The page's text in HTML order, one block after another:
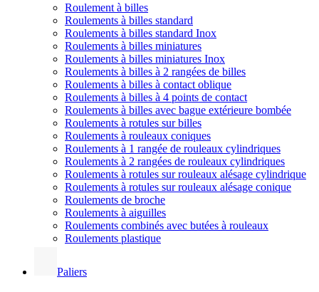
Roulement à billes
Roulements à billes standard
Roulements à billes standard Inox
Roulements à billes miniatures
Roulements à billes miniatures Inox
Roulements à billes à 2 rangées de billes
Roulements à billes à contact oblique
Roulements à billes à 4 points de contact
Roulements à billes avec bague extérieure bombée
Roulements à rotules sur billes
Roulements à rouleaux coniques
Roulements à 1 rangée de rouleaux cylindriques
Roulements à 2 rangées de rouleaux cylindriques
Roulements à rotules sur rouleaux alésage cylindrique
Roulements à rotules sur rouleaux alésage conique
Roulements de broche
Roulements à aiguilles
Roulements combinés avec butées à rouleaux
Roulements plastique
Paliers